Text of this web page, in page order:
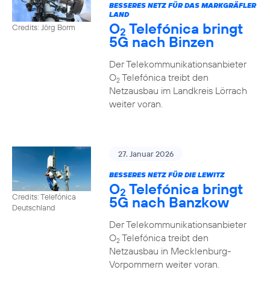
Credits: Jörg Borm
BESSERES NETZ FÜR DAS MARKGRÄFLER
LAND
O2 Telefónica bringt
5G nach Binzen
Der Telekommunikationsanbieter
O2Telefónica treibt den
Netzausbau im Landkreis Lörrach
weiter voran.
Credits: Telefónica
Deutschland
27. Januar 2026
BESSERES NETZ FÜR DIE LEWITZ
O2 Telefónica bringt
5G nach Banzkow
Der Telekommunikationsanbieter
O2Telefónica treibt den
Netzausbau in Mecklenburg-
Vorpommern weiter voran.